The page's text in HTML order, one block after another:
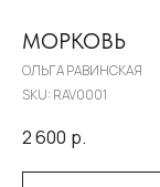
МОРКОВЬ
ОЛЬГА РАВИНСКАЯ
SKU: RAV0001
2 600 р.